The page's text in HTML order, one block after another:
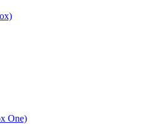
One)